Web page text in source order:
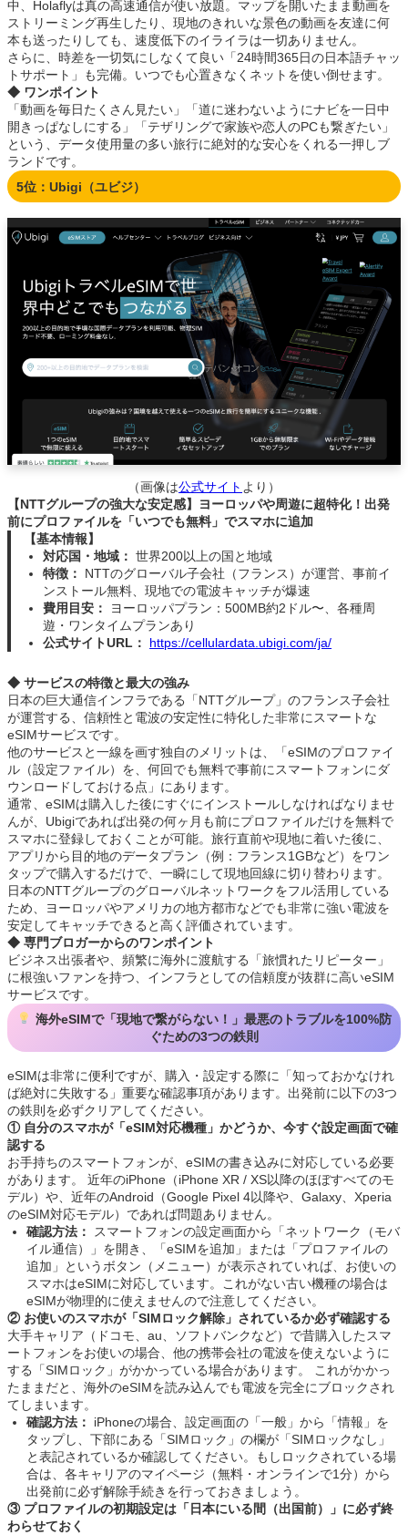
中、Holaflyは真の高速通信が使い放題。マップを開いたまま動画を
ストリーミング再生したり、現地のきれいな景色の動画を友達に何
本も送ったりしても、速度低下のイライラは一切ありません。
さらに、時差を一切気にしなくて良い「24時間365日の日本語チャッ
トサポート」も完備。いつでも心置きなくネットを使い倒せます。
◆ ワンポイント
「動画を毎日たくさん見たい」「道に迷わないようにナビを一日中
開きっぱなしにする」「テザリングで家族や恋人のPCも繋ぎたい」
という、データ使用量の多い旅行に絶対的な安心をくれる一押しブ
ランドです。
5位：Ubigi（ユビジ）
（画像は公式サイト より）
【NTTグループの強大な安定感】ヨーロッパや周遊に超特化！出発
前にプロファイルを「いつでも無料」でスマホに追加
【基本情報】
対応国・地域： 世界200以上の国と地域
特徴：
NTTのグローバル子会社（フランス）が運営、事前イ
ンストール無料、現地での電波キャッチが爆速
費用目安：
ヨーロッパプラン：500MB約2ドル〜、各種周
遊・ワンタイムプランあり
公式サイトURL：
https://cellulardata.ubigi.com/ja/
◆ サービスの特徴と最大の強み
日本の巨大通信インフラである「NTTグループ」のフランス子会社
が運営する、信頼性と電波の安定性に特化した非常にスマートな
eSIMサービスです。
他のサービスと一線を画す独自のメリットは、「eSIMのプロファイ
ル（設定ファイル）を、何回でも無料で事前にスマートフォンにダ
ウンロードしておける点」にあります。
通常、eSIMは購入した後にすぐにインストールしなければなりませ
んが、Ubigiであれば出発の何ヶ月も前にプロファイルだけを無料で
スマホに登録しておくことが可能。旅行直前や現地に着いた後に、
アプリから目的地のデータプラン（例：フランス1GBなど）をワン
タップで購入するだけで、一瞬にして現地回線に切り替わります。
日本のNTTグループのグローバルネットワークをフル活用している
ため、ヨーロッパやアメリカの地方都市などでも非常に強い電波を
安定してキャッチできると高く評価されています。
◆ 専門ブロガーからのワンポイント
ビジネス出張者や、頻繁に海外に渡航する「旅慣れたリピーター」
に根強いファンを持つ、インフラとしての信頼度が抜群に高いeSIM
サービスです。
海外eSIMで「現地で繋がらない！」最悪のトラブルを100%防
ぐための3つの鉄則
eSIMは非常に便利ですが、購入・設定する際に「知っておかなけれ
ば絶対に失敗する」重要な確認事項があります。出発前に以下の3つ
の鉄則を必ずクリアしてください。
① 自分のスマホが「eSIM対応機種」かどうか、今すぐ設定画面で確
認する
お手持ちのスマートフォンが、eSIMの書き込みに対応している必要
があります。 近年のiPhone（iPhone XR / XS以降のほぼすべてのモ
デル）や、近年のAndroid（Google Pixel 4以降や、Galaxy、Xperia
のeSIM対応モデル）であれば問題ありません。
確認方法：
スマートフォンの設定画面から「ネットワーク（モバ
イル通信）」を開き、「eSIMを追加」または「プロファイルの
追加」というボタン（メニュー）が表示されていれば、お使いの
スマホはeSIMに対応しています。これがない古い機種の場合は
eSIMが物理的に使えませんので注意してください。
② お使いのスマホが「SIMロック解除」されているか必ず確認する
大手キャリア（ドコモ、au、ソフトバンクなど）で昔購入したスマ
ートフォンをお使いの場合、他の携帯会社の電波を使えないように
する「SIMロック」がかかっている場合があります。 これがかかっ
たままだと、海外のeSIMを読み込んでも電波を完全にブロックされ
てしまいます。
確認方法：
iPhoneの場合、設定画面の「一般」から「情報」を
タップし、下部にある「SIMロック」の欄が「SIMロックなし」
と表記されているか確認してください。もしロックされている場
合は、各キャリアのマイページ（無料・オンラインで1分）から
出発前に必ず解除手続きを行っておきましょう。
③ プロファイルの初期設定は「日本にいる間（出国前）」に必ず終
わらせておく